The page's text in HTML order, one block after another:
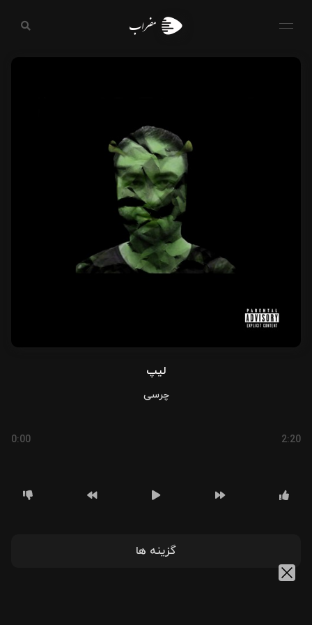
مضراب
لیپ
چرسی
0:00 2:20
گزینه ها